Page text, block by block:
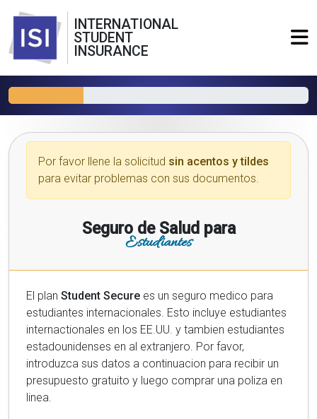
INTERNATIONAL
STUDENT
INSURANCE
Por favor llene la solicitud sin acentos y tildes
para evitar problemas con sus documentos.
Seguro de Salud para
Estudiantes
El plan Student Secure es un seguro medico para
estudiantes internacionales. Esto incluye estudiantes
internactionales en los EE.UU. y tambien estudiantes
estadounidenses en al extranjero. Por favor,
introduzca sus datos a continuacion para recibir un
presupuesto gratuito y luego comprar una poliza en
linea.